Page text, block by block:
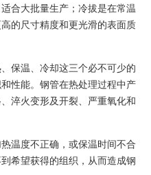
合大批量生产；冷拔是在常温
的尺寸精度和更光滑的表面质
保温、冷却这三个必不可少的
性能。钢管在热处理过程中产
淬火变形及开裂、严重氧化和
温度不正确，或保温时间不合
希望获得的组织，从而造成钢